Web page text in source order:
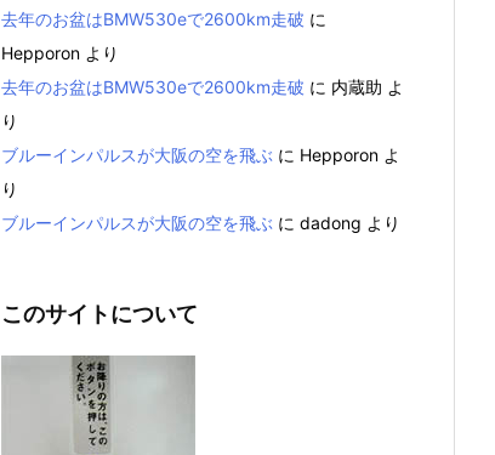
去年のお盆はBMW530eで2600km走破 に
Hepporon より
去年のお盆はBMW530eで2600km走破 に 内蔵助 よ
り
ブルーインパルスが大阪の空を飛ぶ に Hepporon よ
り
ブルーインパルスが大阪の空を飛ぶ に dadong より
このサイトについて